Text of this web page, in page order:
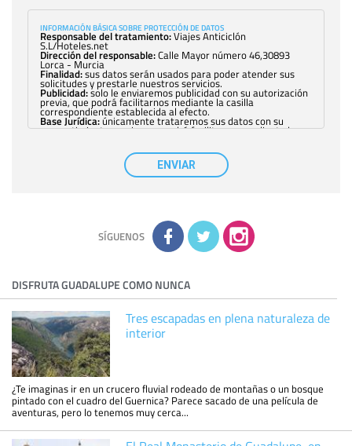
INFORMACIÓN BÁSICA SOBRE PROTECCIÓN DE DATOS
Responsable del tratamiento:Viajes Anticiclón
S.L/Hoteles.net
Dirección del responsable:Calle Mayor número 46,30893
Lorca - Murcia
Finalidad:sus datos serán usados para poder atender sus
solicitudes y prestarle nuestros servicios.
Publicidad:solo le enviaremos publicidad con su autorización
previa, que podrá facilitarnos mediante la casilla
correspondiente establecida al efecto.
Base Jurídica:únicamente trataremos sus datos con su
consentimiento previo, que podrá facilitarnos mediante la
con carácter general, sólo el personal de
nuestra entidad que esté debidamente autorizado podrá
tener conocimiento de la información que le pedimos. No se
comunicarán datos a terceros.
adicional y detallada sobre cómo tratamos sus datos en la
política de privacidad
ENVIAR
SÍGUENOS
DISFRUTA GUADALUPE COMO NUNCA
Tres escapadas en plena naturaleza de
interior
¿Te imaginas ir en un crucero fluvial rodeado de montañas o un bosque
pintado con el cuadro del Guernica? Parece sacado de una película de
aventuras, pero lo tenemos muy cerca...